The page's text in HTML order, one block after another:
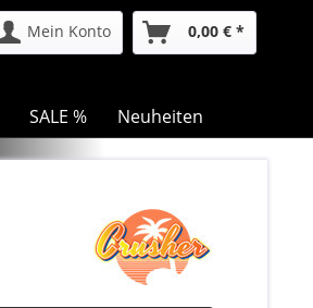
Mein Konto 0,00 € *
SALE % Neuheiten